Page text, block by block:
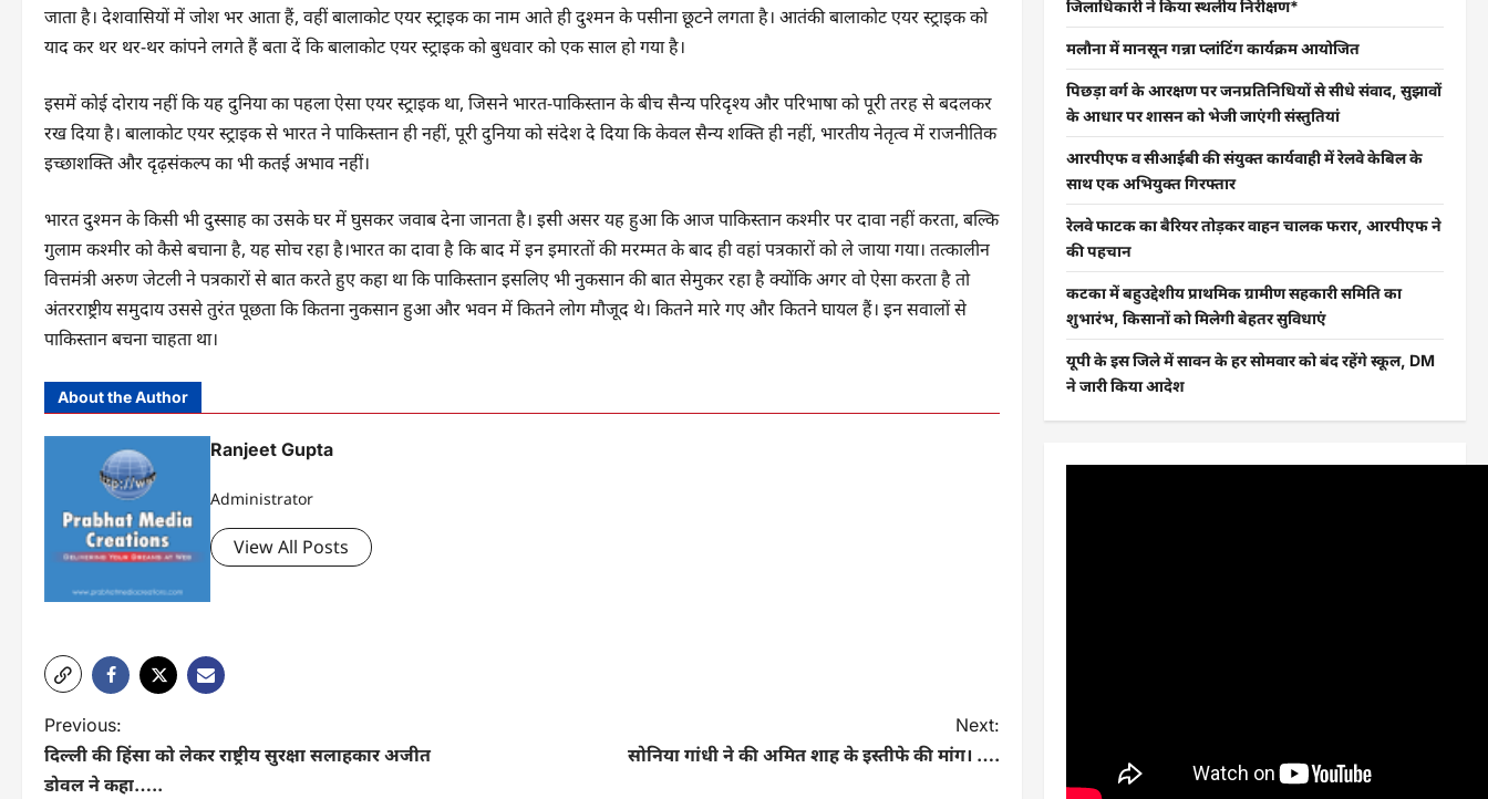
जाता है। देशवासियों में जोश भर आता हैं, वहीं बालाकोट एयर स्ट्राइक का नाम आते ही दुश्मन के पसीना छूटने लगता है। आतंकी बालाकोट एयर स्ट्राइक को
याद कर थर थर-थर कांपने लगते हैं बता दें कि बालाकोट एयर स्ट्राइक को बुधवार को एक साल हो गया है।
इसमें कोई दोराय नहीं कि यह दुनिया का पहला ऐसा एयर स्ट्राइक था, जिसने भारत-पाकिस्तान के बीच सैन्य परिदृश्य और परिभाषा को पूरी तरह से बदलकर
रख दिया है। बालाकोट एयर स्ट्राइक से भारत ने पाकिस्तान ही नहीं, पूरी दुनिया को संदेश दे दिया कि केवल सैन्य शक्ति ही नहीं, भारतीय नेतृत्व में राजनीतिक
इच्छाशक्ति और दृढ़संकल्प का भी कतई अभाव नहीं।
भारत दुश्मन के किसी भी दुस्साह का उसके घर में घुसकर जवाब देना जानता है। इसी असर यह हुआ कि आज पाकिस्तान कश्मीर पर दावा नहीं करता, बल्कि
गुलाम कश्मीर को कैसे बचाना है, यह सोच रहा है।भारत का दावा है कि बाद में इन इमारतों की मरम्मत के बाद ही वहां पत्रकारों को ले जाया गया। तत्कालीन
वित्तमंत्री अरुण जेटली ने पत्रकारों से बात करते हुए कहा था कि पाकिस्तान इसलिए भी नुकसान की बात सेमुकर रहा है क्योंकि अगर वो ऐसा करता है तो
अंतरराष्ट्रीय समुदाय उससे तुरंत पूछता कि कितना नुकसान हुआ और भवन में कितने लोग मौजूद थे। कितने मारे गए और कितने घायल हैं। इन सवालों से
पाकिस्तान बचना चाहता था।
About the Author
Ranjeet Gupta
Administrator
View All Posts
P
o
Previous:
दिल्ली की हिंसा को लेकर राष्ट्रीय सुरक्षा सलाहकार अजीत
डोवल ने कहा…..
Next:
सोनिया गांधी ने की अमित शाह के इस्तीफे की मांग। ….
जिलाधिकारी ने किया स्थलीय निरीक्षण*
मलौना में मानसून गन्ना प्लांटिंग कार्यक्रम आयोजित
पिछड़ा वर्ग के आरक्षण पर जनप्रतिनिधियों से सीधे संवाद, सुझावों
के आधार पर शासन को भेजी जाएंगी संस्तुतियां
आरपीएफ व सीआईबी की संयुक्त कार्यवाही में रेलवे केबिल के
साथ एक अभियुक्त गिरफ्तार
रेलवे फाटक का बैरियर तोड़कर वाहन चालक फरार, आरपीएफ ने
की पहचान
कटका में बहुउद्देशीय प्राथमिक ग्रामीण सहकारी समिति का
शुभारंभ, किसानों को मिलेगी बेहतर सुविधाएं
यूपी के इस जिले में सावन के हर सोमवार को बंद रहेंगे स्कूल, DM
ने जारी किया आदेश